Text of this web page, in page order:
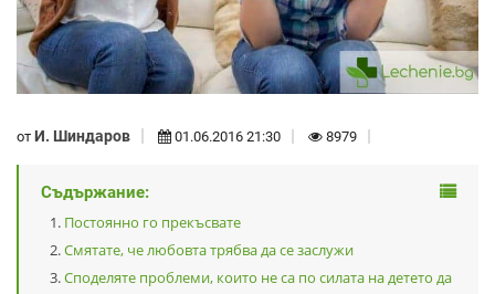
от И. Шиндаров 01.06.2016 21:30 8979
Съдържание:
Постоянно го прекъсвате
Смятате, че любовта трябва да се заслужи
Споделяте проблеми, които не са по силата на детето да